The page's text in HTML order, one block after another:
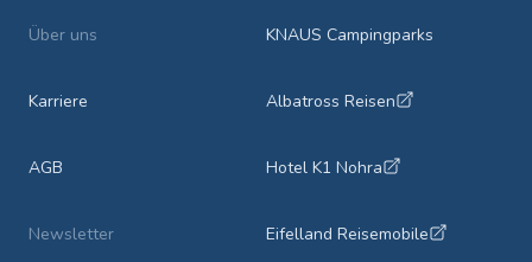
Über uns
Karriere
AGB
Newsletter
KNAUS Campingparks
Albatross Reisen
Hotel K1 Nohra
Eifelland Reisemobile